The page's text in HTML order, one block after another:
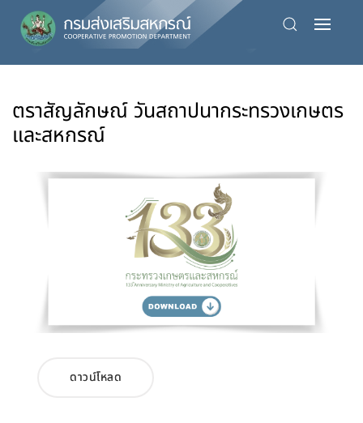
Skip
to
content
ตราสัญลักษณ์ วันสถาปนากระทรวงเกษตร
และสหกรณ์
ดาวน์โหลด